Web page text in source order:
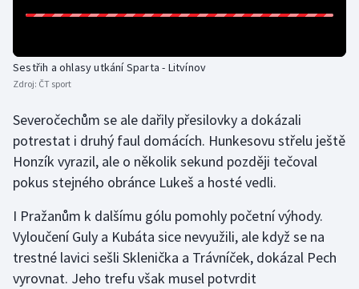
Sportovní střelba
Stolní tenis
Triatlon
Vodní slalom
Volejbal
Sestřih a ohlasy utkání Sparta - Litvínov
Zdroj: ČT sport
Severočechům se ale dařily přesilovky a dokázali
potrestat i druhý faul domácích. Hunkesovu střelu ještě
Honzík vyrazil, ale o několik sekund později tečoval
pokus stejného obránce Lukeš a hosté vedli.
I Pražanům k dalšímu gólu pomohly početní výhody.
Vyloučení Guly a Kubáta sice nevyužili, ale když se na
trestné lavici sešli Sklenička a Trávníček, dokázal Pech
vyrovnat. Jeho trefu však musel potvrdit